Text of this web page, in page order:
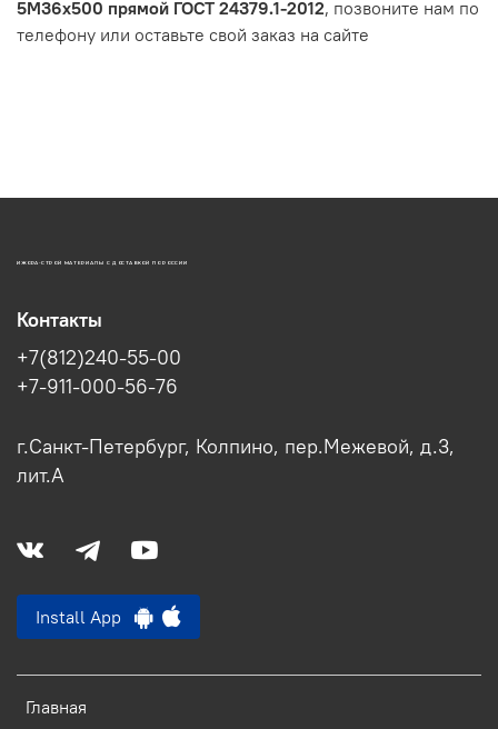
5М36х500 прямой ГОСТ 24379.1-2012, позвоните нам по
телефону или оставьте свой заказ на сайте
ИЖОРА-СТРОЙ МАТЕРИАЛЫ С ДОСТАВКОЙ ПО РОССИИ
Главная
Контакты
+7(812)240-55-00
+7-911-000-56-76
г.Санкт-Петербург, Колпино, пер.Межевой, д.3,
лит.А
Install App